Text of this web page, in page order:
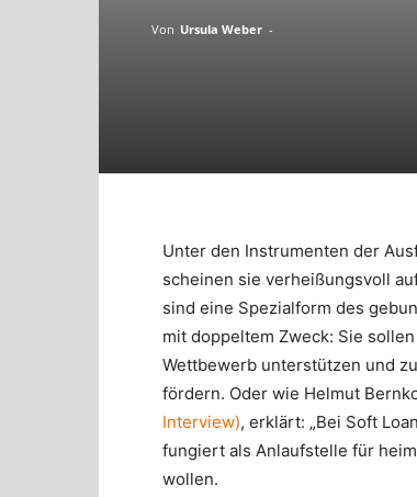
Von Ursula Weber -
Unter den Instrumenten der
scheinen sie verheißungsvoll
sind eine Spezialform des
mit doppeltem Zweck: Sie
Wettbewerb unterstützen und
fördern. Oder wie Helmut
Interview), erklärt: „Bei Soft
fungiert als Anlaufstelle für
wollen.